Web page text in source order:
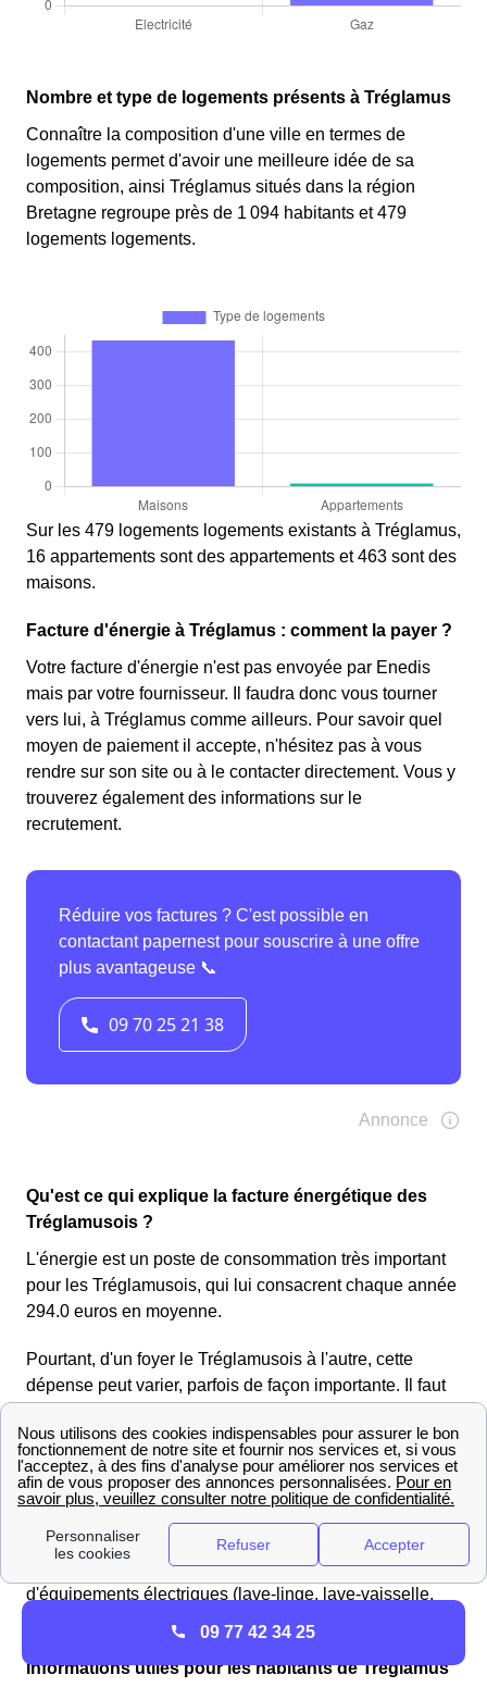
Nombre et type de logements présents à Tréglamus
Connaître la composition d'une ville en termes de
logements permet d'avoir une meilleure idée de sa
composition, ainsi Tréglamus situés dans la région
Bretagne regroupe près de 1 094 habitants et 479
logements logements.
Sur les 479 logements logements existants à Tréglamus,
16 appartements sont des appartements et 463 sont des
maisons.
Facture d'énergie à Tréglamus : comment la payer ?
Votre facture d'énergie n'est pas envoyée par Enedis
mais par votre fournisseur. Il faudra donc vous tourner
vers lui, à Tréglamus comme ailleurs. Pour savoir quel
moyen de paiement il accepte, n'hésitez pas à vous
rendre sur son site ou à le contacter directement. Vous y
trouverez également des informations sur le
recrutement.
Qu'est ce qui explique la facture énergétique des
Tréglamusois ?
L'énergie est un poste de consommation très important
pour les Tréglamusois, qui lui consacrent chaque année
294.0 euros en moyenne.
Pourtant, d'un foyer le Tréglamusois à l'autre, cette
dépense peut varier, parfois de façon importante. Il faut
d'énergie à Tréglamus, que de nombreux facteurs
influent sur son prix final. Parmi ceux-ci, on peut
notamment retenir le type d'habitation et sa superficie,
Tréglamus, sa certification BBC s'il en a une, le
combustible utilisé, et même le nombre et le type
d'équipements électriques (lave-linge, lave-vaisselle,
Informations utiles pour les habitants de Tréglamus
09 77 42 34 25